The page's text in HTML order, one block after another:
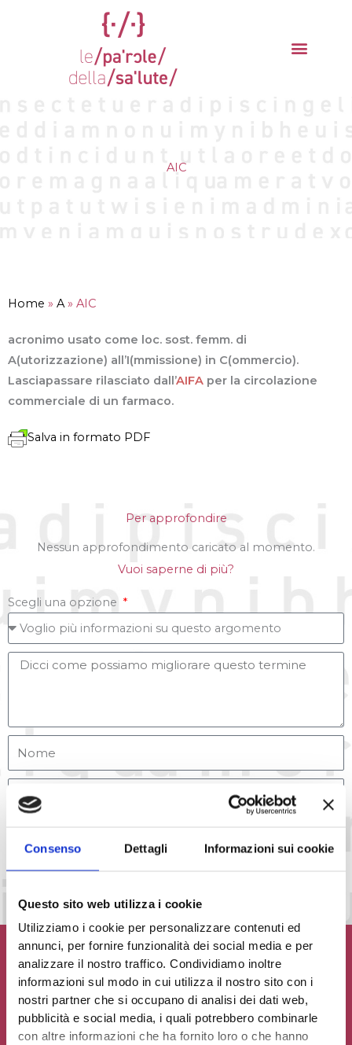
Consenso Dettagli Informazioni sui cookie
Questo sito web utilizza i cookie
Utilizziamo i cookie per personalizzare contenuti ed
annunci, per fornire funzionalità dei social media e per
analizzare il nostro traffico. Condividiamo inoltre
informazioni sul modo in cui utilizza il nostro sito con i
nostri partner che si occupano di analisi dei dati web,
pubblicità e social media, i quali potrebbero combinarle
con altre informazioni che ha fornito loro o che hanno
AIC
Home » A» AIC
acronimo usato come loc. sost. femm. di
A(utorizzazione) all’I(mmissione) in C(ommercio).
Lasciapassare rilasciato dall’AIFA per la circolazione
commerciale di un farmaco.
Salva in formato PDF
Per approfondire
Nessun approfondimento caricato al momento.
Vuoi saperne di più?
Scegli una opzione
Contribuisci al glossario